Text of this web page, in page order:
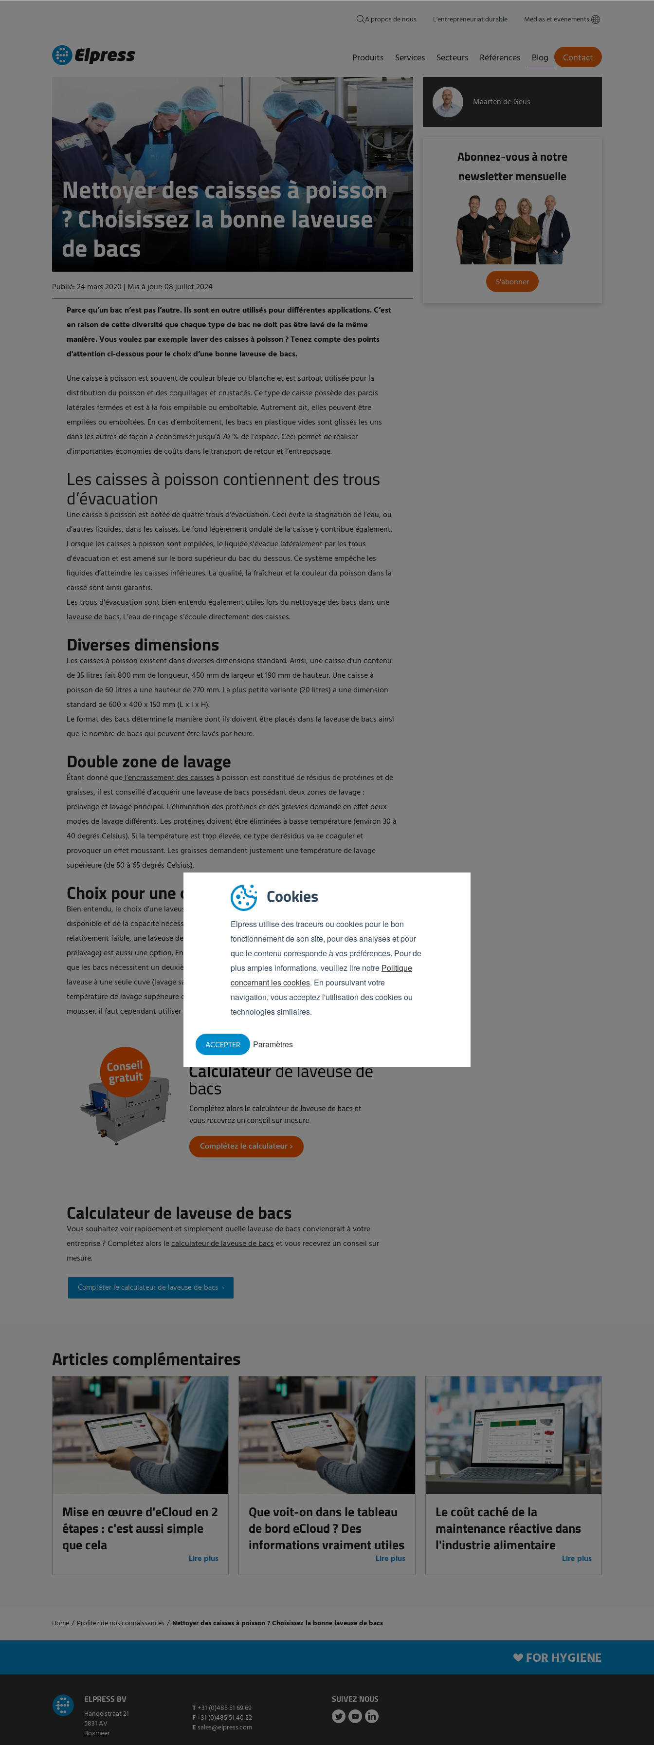
Cookies
Elpress utilise des traceurs ou cookies pour le bon
fonctionnement de son site, pour des analyses et pour
que le contenu corresponde à vos préférences. Pour de
plus amples informations, veuillez lire notre Politique
concernant les cookies. En poursuivant votre
navigation, vous acceptez l'utilisation des cookies ou
technologies similaires.
Paramètres
ACCEPTER
A propos de nous L'entrepreneuriat durable Médias et événements
Produits Services Secteurs Références Blog Contact
Nettoyer des caisses à poisson
? Choisissez la bonne laveuse
de bacs
Publié: 24 mars 2020 | Mis à jour: 08 juillet 2024
Parce qu’un bac n’est pas l’autre. Ils sont en outre utilisés pour différentes applications. C’est
en raison de cette diversité que chaque type de bac ne doit pas être lavé de la même
manière. Vous voulez par exemple laver des caisses à poisson ? Tenez compte des points
d'attention ci-dessous pour le choix d’une bonne laveuse de bacs.
Une caisse à poisson est souvent de couleur bleue ou blanche et est surtout utilisée pour la
distribution du poisson et des coquillages et crustacés. Ce type de caisse possède des parois
latérales fermées et est à la fois empilable ou emboîtable. Autrement dit, elles peuvent être
empilées ou emboîtées. En cas d’emboîtement, les bacs en plastique vides sont glissés les uns
dans les autres de façon à économiser jusqu’à 70 % de l’espace. Ceci permet de réaliser
d'importantes économies de coûts dans le transport de retour et l’entreposage.
Les caisses à poisson contiennent des trous
d’évacuation
Une caisse à poisson est dotée de quatre trous d'évacuation. Ceci évite la stagnation de l’eau, ou
d’autres liquides, dans les caisses. Le fond légèrement ondulé de la caisse y contribue également.
Lorsque les caisses à poisson sont empilées, le liquide s'évacue latéralement par les trous
d'évacuation et est amené sur le bord supérieur du bac du dessous. Ce système empêche les
liquides d’atteindre les caisses inférieures. La qualité, la fraîcheur et la couleur du poisson dans la
caisse sont ainsi garantis.
Les trous d'évacuation sont bien entendu également utiles lors du nettoyage des bacs dans une
laveuse de bacs. L’eau de rinçage s’écoule directement des caisses.
Diverses dimensions
Les caisses à poisson existent dans diverses dimensions standard. Ainsi, une caisse d'un contenu
de 35 litres fait 800 mm de longueur, 450 mm de largeur et 190 mm de hauteur. Une caisse à
poisson de 60 litres a une hauteur de 270 mm. La plus petite variante (20 litres) a une dimension
standard de 600 x 400 x 150 mm (L x l x H).
Le format des bacs détermine la manière dont ils doivent être placés dans la laveuse de bacs ainsi
que le nombre de bacs qui peuvent être lavés par heure.
Double zone de lavage
Étant donné quel’encrassement des caissesà poisson est constitué de résidus de protéines et de
graisses, il est conseillé d’acquérir une laveuse de bacs possédant deux zones de lavage :
prélavage et lavage principal. L’élimination des protéines et des graisses demande en effet deux
modes de lavage différents. Les protéines doivent être éliminées à basse température (environ 30 à
40 degrés Celsius). Si la température est trop élevée, ce type de résidus va se coaguler et
provoquer un effet moussant. Les graisses demandent justement une température de lavage
supérieure (de 50 à 65 degrés Celsius).
Choix pour une ou deux cuves
Bien entendu, le choix d’une laveuse à une ou à deux cuves dépend également du budget
disponible et de la capacité nécessaire. Si le budget est limité ou si le nombre de bacs à laver est
relativement faible, une laveuse de bacs avec uniquement une zone de lavage principal (donc sans
prélavage) est aussi une option. En tant qu'utilisateur, vous devez être conscient qu’il est possible
que les bacs nécessitent un deuxième lavage pour être totalement propres. Si vous optez pour une
laveuse à une seule cuve (lavage sans zone de prélavage), il est conseillé de régler une
température de lavage supérieure et plus longue durée de séjour. Pour empêcher les protéines de
mousser, il faut cependant utiliser un produit chimique spécifique.
Calculateur de laveuse de bacs
Vous souhaitez voir rapidement et simplement quelle laveuse de bacs conviendrait à votre
entreprise ? Complétez alors lecalculateur de laveuse de bacset vous recevrez un conseil sur
mesure.
Compléter le calculateur de laveuse de bacs
Maarten de Geus
Abonnez-vous à notre
newsletter mensuelle
S'abonner
Articles complémentaires
Mise en œuvre d'eCloud en 2
étapes : c'est aussi simple
que cela
Lire plus
Que voit-on dans le tableau
de bord eCloud ? Des
informations vraiment utiles
Lire plus
Le coût caché de la
maintenance réactive dans
l'industrie alimentaire
Lire plus
Home / Profitez de nos connaissances / Nettoyer des caisses à poisson ? Choisissez la bonne laveuse de bacs
FOR HYGIENE
ELPRESS BV
Handelstraat 21
5831 AV
Boxmeer
T +31 (0)485 51 69 69
F+31 (0)485 51 40 22
E sales@elpress.com
SUIVEZ NOUS